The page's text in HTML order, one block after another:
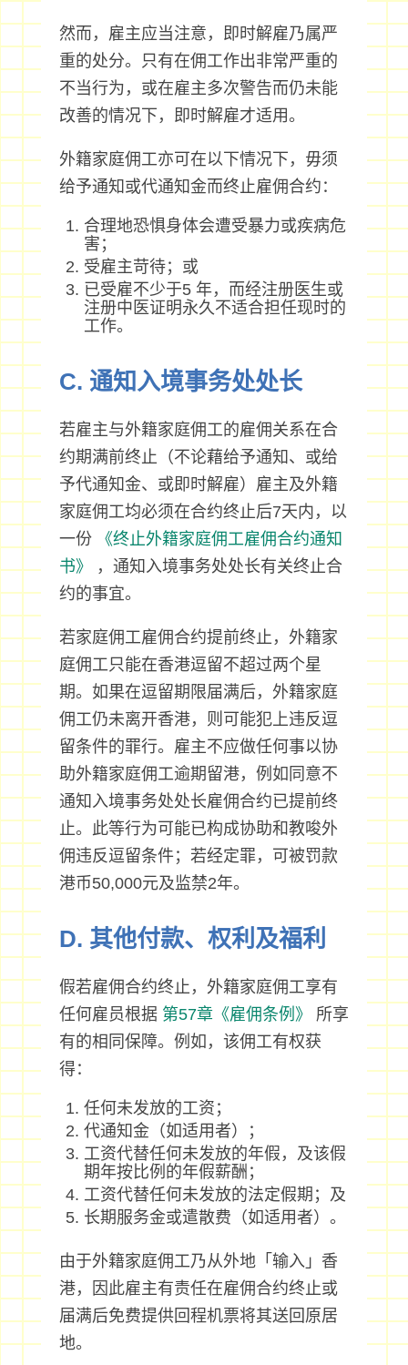
然而，雇主应当注意，即时解雇乃属严
重的处分。只有在佣工作出非常严重的
不当行为，或在雇主多次警告而仍未能
改善的情况下，即时解雇才适用。
外籍家庭佣工亦可在以下情况下，毋须
给予通知或代通知金而终止雇佣合约：
合理地恐惧身体会遭受暴力或疾病危
害；
受雇主苛待；或
已受雇不少于5 年，而经注册医生或
注册中医证明永久不适合担任现时的
工作。
C. 通知入境事务处处长
若雇主与外籍家庭佣工的雇佣关系在合
约期满前终止（不论藉给予通知、或给
予代通知金、或即时解雇）雇主及外籍
家庭佣工均必须在合约终止后7天内，以
一份
《终止外籍家庭佣工雇佣合约通知
书》
，通知入境事务处处长有关终止合
约的事宜。
若家庭佣工雇佣合约提前终止，外籍家
庭佣工只能在香港逗留不超过两个星
期。如果在逗留期限届满后，外籍家庭
佣工仍未离开香港，则可能犯上违反逗
留条件的罪行。雇主不应做任何事以协
助外籍家庭佣工逾期留港，例如同意不
通知入境事务处处长雇佣合约已提前终
止。此等行为可能已构成协助和教唆外
佣违反逗留条件；若经定罪，可被罚款
港币50,000元及监禁2年。
D. 其他付款、权利及福利
假若雇佣合约终止，外籍家庭佣工享有
任何雇员根据 第57章《雇佣条例》
所享
有的相同保障。例如，该佣工有权获
得：
任何未发放的工资；
代通知金（如适用者）；
工资代替任何未发放的年假，及该假
期年按比例的年假薪酬；
工资代替任何未发放的法定假期；及
长期服务金或遣散费（如适用者）。
由于外籍家庭佣工乃从外地「输入」香
港，因此雇主有责任在雇佣合约终止或
届满后免费提供回程机票将其送回原居
地。